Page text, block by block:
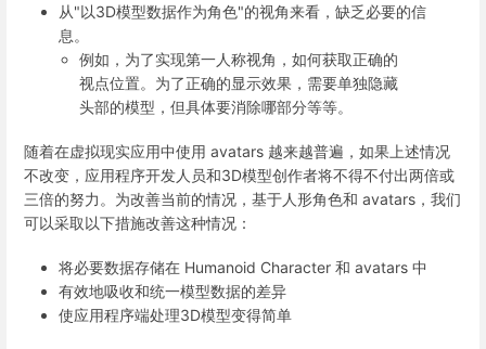
从"以3D模型数据作为角色"的视角来看，缺乏必要的信
息。
例如，为了实现第一人称视角，如何获取正确的
视点位置。为了正确的显示效果，需要单独隐藏
头部的模型，但具体要消除哪部分等等。
随着在虚拟现实应用中使用 avatars 越来越普遍，如果上述情况
不改变，应用程序开发人员和3D模型创作者将不得不付出两倍或
三倍的努力。为改善当前的情况，基于人形角色和 avatars，我们
可以采取以下措施改善这种情况：
将必要数据存储在 Humanoid Character 和 avatars 中
有效地吸收和统一模型数据的差异
使应用程序端处理3D模型变得简单